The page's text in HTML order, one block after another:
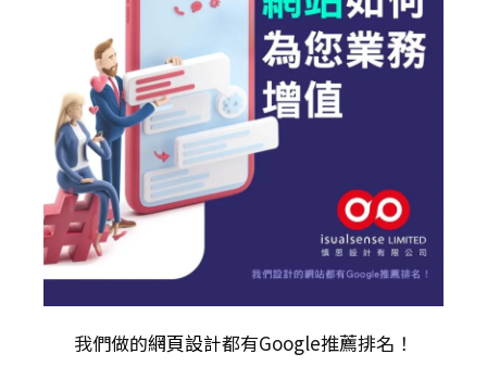
我們做的網頁設計都有Google推薦排名！